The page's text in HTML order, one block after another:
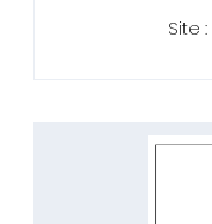
Site :